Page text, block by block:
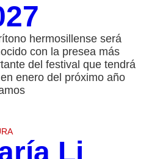
hermosillense será
con la presea más
del festival que tendrá
en enero del próximo año
Li